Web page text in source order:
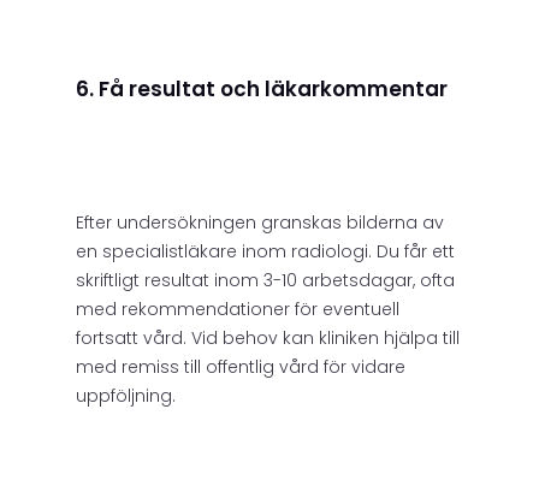
6. Få resultat och läkarkommentar
Efter undersökningen granskas bilderna av
en specialistläkare inom radiologi. Du får ett
skriftligt resultat inom 3-10 arbetsdagar, ofta
med rekommendationer för eventuell
fortsatt vård. Vid behov kan kliniken hjälpa till
med remiss till offentlig vård för vidare
uppföljning.